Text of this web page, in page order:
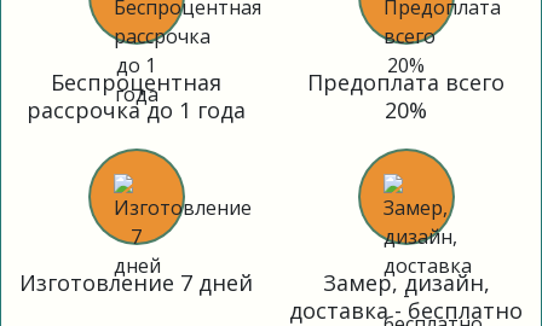
Беспроцентная
рассрочка до 1 года
Предоплата всего
20%
Изготовление 7 дней
Замер, дизайн,
доставка - бесплатно